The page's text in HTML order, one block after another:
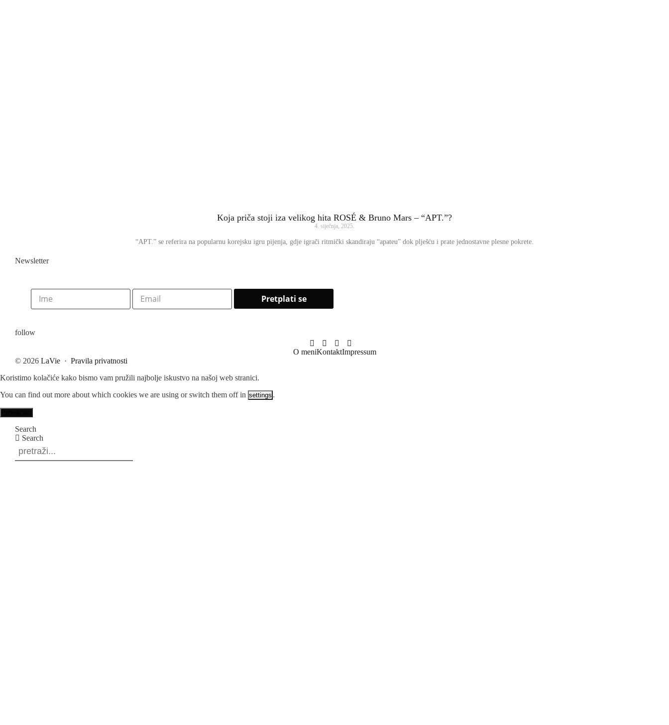
Koja priča stoji iza velikog hita ROSÉ & Bruno Mars – “APT.”?
4. siječnja, 2025.
“APT.” se referira na popularnu korejsku igru pijenja, gdje igrači ritmički skandiraju “apateu” dok plješću i prate jednostavne plesne pokrete.
Newsletter
follow
O meniKontaktImpressum
© 2026 LaVie · Pravila privatnosti
Koristimo kolačiće kako bismo vam pružili najbolje iskustvo na našoj web stranici.
You can find out more about which cookies we are using or switch them off in settings .
Search
Search